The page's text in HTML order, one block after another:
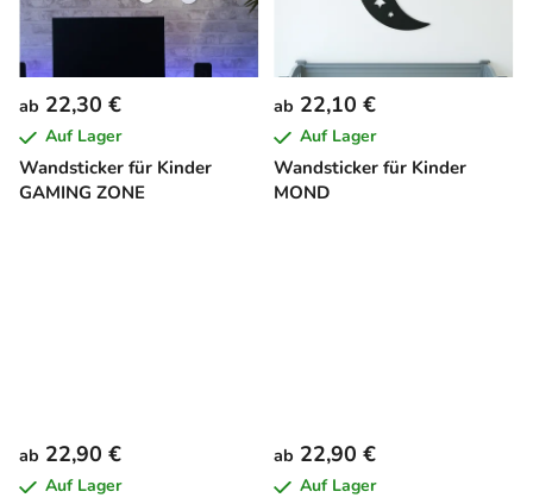
Wandsticker für Kinder
GAMING ZONE
ab 22,30 €
Auf Lager
Wandsticker für Kinder
MOND
ab 22,10 €
Auf Lager
ab 22,90 €
Auf Lager
ab 22,90 €
Auf Lager